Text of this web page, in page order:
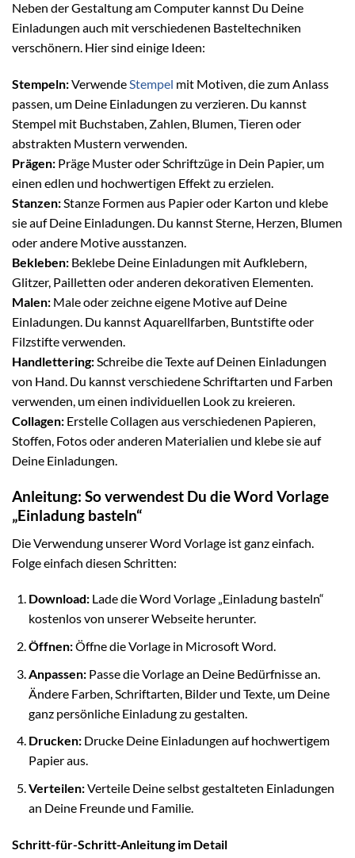
Neben der Gestaltung am Computer kannst Du Deine
Einladungen auch mit verschiedenen Basteltechniken
verschönern. Hier sind einige Ideen:
Stempeln:VerwendeStempel mit Motiven, die zum Anlass
passen, um Deine Einladungen zu verzieren. Du kannst
Stempel mit Buchstaben, Zahlen, Blumen, Tieren oder
abstrakten Mustern verwenden.
Prägen: Präge Muster oder Schriftzüge in Dein Papier, um
einen edlen und hochwertigen Effekt zu erzielen.
Stanzen:Stanze Formen aus Papier oder Karton und klebe
sie auf Deine Einladungen. Du kannst Sterne, Herzen, Blumen
oder andere Motive ausstanzen.
Bekleben: Beklebe Deine Einladungen mit Aufklebern,
Glitzer, Pailletten oder anderen dekorativen Elementen.
Malen: Male oder zeichne eigene Motive auf Deine
Einladungen. Du kannst Aquarellfarben, Buntstifte oder
Filzstifte verwenden.
Handlettering:Schreibe die Texte auf Deinen Einladungen
von Hand. Du kannst verschiedene Schriftarten und Farben
verwenden, um einen individuellen Look zu kreieren.
Collagen: Erstelle Collagen aus verschiedenen Papieren,
Stoffen, Fotos oder anderen Materialien und klebe sie auf
Deine Einladungen.
Anleitung: So verwendest Du die Word Vorlage
„Einladung basteln“
Die Verwendung unserer Word Vorlage ist ganz einfach.
Folge einfach diesen Schritten:
Download:Lade die Word Vorlage „Einladung basteln“
kostenlos von unserer Webseite herunter.
Öffnen:Öffne die Vorlage in Microsoft Word.
Anpassen:Passe die Vorlage an Deine Bedürfnisse an.
Ändere Farben, Schriftarten, Bilder und Texte, um Deine
ganz persönliche Einladung zu gestalten.
Drucken:Drucke Deine Einladungen auf hochwertigem
Papier aus.
Verteilen:Verteile Deine selbst gestalteten Einladungen
an Deine Freunde und Familie.
Schritt-für-Schritt-Anleitung im Detail